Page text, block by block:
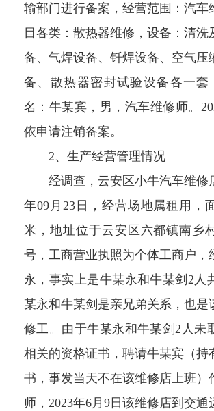
输部门进行备案，经营范围：汽车
目各类：散热器维修，设备：清洗
备、气焊设备、钎焊设备、空气压
备、散热器密封试验设备各一套
名：牛某宾，男，汽车维修师。
依申请注销备案。
2、生产经营管理情况
经调查，云安区小牛汽车维修
年09月23日，经营场地属租用，
米，地址位于云安区六都镇南乡
号，工商营业执照为个体工商户，
永，事实上是牛某永和牛某剑2人
某永和牛某剑是亲兄弟关系，也是
修工。由于牛某永和牛某剑2人未
相关的资格证书，聘请牛某宾（持
书，事发当天不在该维修店上班）
师，2023年6月9日该维修店到交通